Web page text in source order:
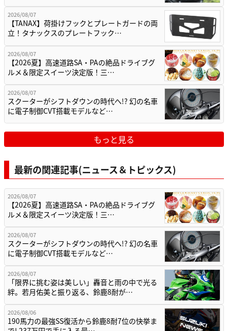
2026/08/07
【TANAX】荷掛けフックとプレートガードの両
立！タナックスのプレートフック…
2026/08/07
【2026夏】高速道路SA・PAの絶品ドライブグ
ルメ＆限定スイーツ決定版！三…
2026/08/07
スクーターがシフトダウンの時代へ!? 幻の名車
に電子制御CVT搭載モデルなど…
もっと見る
最新の関連記事(ニュース＆トピックス)
2026/08/07
【2026夏】高速道路SA・PAの絶品ドライブグ
ルメ＆限定スイーツ決定版！三…
2026/08/07
スクーターがシフトダウンの時代へ!? 幻の名車
に電子制御CVT搭載モデルなど…
2026/08/07
「限界に挑む姿は美しい」轟音と雨の中で光る
絆。若月佑美と振り返る、鈴鹿8耐が…
2026/08/06
190馬力の最強SS復活から鈴鹿8耐7位の快挙ま